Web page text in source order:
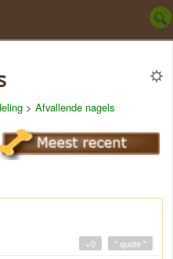
> Afvallende nagels
" quote "
+0